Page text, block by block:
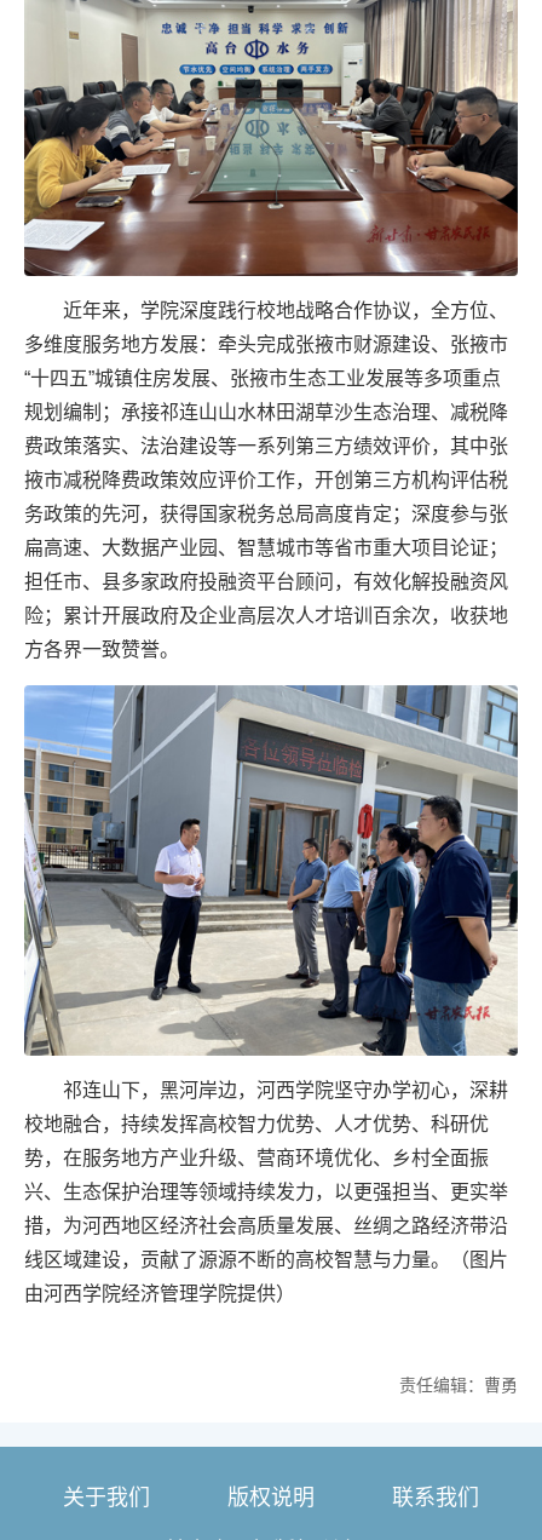
近年来，学院深度践行校地战略合作协议，全方位、
多维度服务地方发展：牵头完成张掖市财源建设、张掖市
“十四五”城镇住房发展、张掖市生态工业发展等多项重点
规划编制；承接祁连山山水林田湖草沙生态治理、减税降
费政策落实、法治建设等一系列第三方绩效评价，其中张
掖市减税降费政策效应评价工作，开创第三方机构评估税
务政策的先河，获得国家税务总局高度肯定；深度参与张
扁高速、大数据产业园、智慧城市等省市重大项目论证；
担任市、县多家政府投融资平台顾问，有效化解投融资风
险；累计开展政府及企业高层次人才培训百余次，收获地
方各界一致赞誉。
祁连山下，黑河岸边，河西学院坚守办学初心，深耕
校地融合，持续发挥高校智力优势、人才优势、科研优
势，在服务地方产业升级、营商环境优化、乡村全面振
兴、生态保护治理等领域持续发力，以更强担当、更实举
措，为河西地区经济社会高质量发展、丝绸之路经济带沿
线区域建设，贡献了源源不断的高校智慧与力量。（图片
由河西学院经济管理学院提供）
责任编辑：曹勇
关于我们 版权说明 联系我们